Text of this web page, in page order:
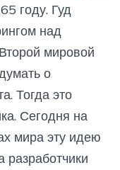
году. Гуд
над
мировой
о
Тогда это
Сегодня на
мира эту идею